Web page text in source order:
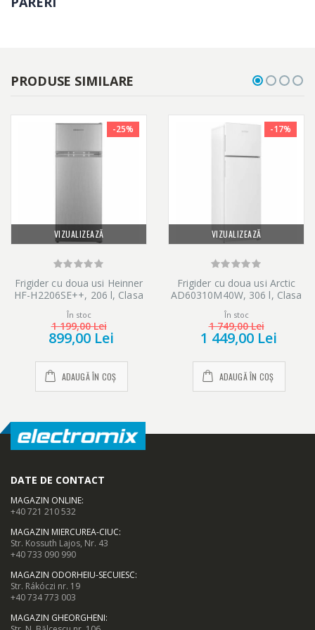
Termostat reglabil si iluminare LED
Controlul temperaturii se face foarte usor datorita termostatului
PRODUSE SIMILARE
VIZUALIZEAZĂ
-25%
Frigider cu doua usi Heinner
HF-H2206SE++, 206 l, Clasa
sticla, H 143 cm, Argintiu
În stoc
1 199,00 Lei
899,00 Lei
ADAUGĂ ÎN COȘ
VIZUALIZEAZĂ
-17%
Frigider cu doua usi Arctic
AD60310M40W, 306 l, Clasa
LED, H 175 cm, Alb
În stoc
1 749,00 Lei
1 449,00 Lei
ADAUGĂ ÎN COȘ
DATE DE CONTACT
MAGAZIN ONLINE:
+40 721 210 532
MAGAZIN MIERCUREA-CIUC:
Str. Kossuth Lajos, Nr. 43
+40 733 090 990
MAGAZIN ODORHEIU-SECUIESC:
Str. Rákóczi nr. 19
+40 734 773 003
MAGAZIN GHEORGHENI: